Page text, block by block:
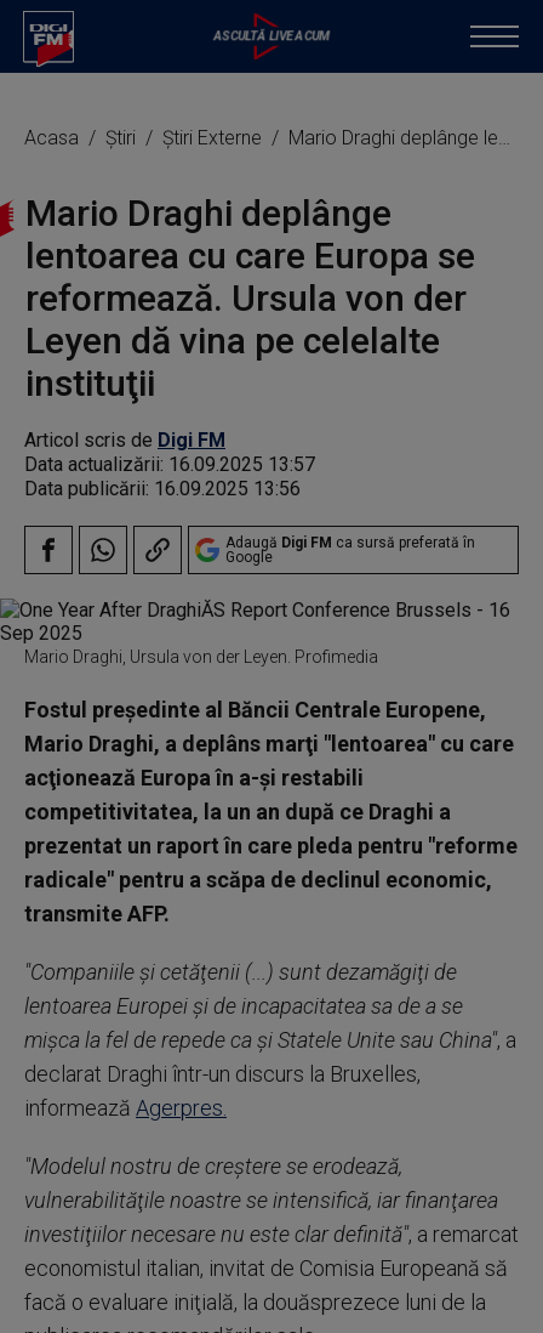
Acasa Știri Știri Externe Mario Draghi deplânge lentoarea cu care Europa se reformează. Ursula von der Leyen dă vina pe celelalte instituţii
Mario Draghi deplânge
lentoarea cu care Europa se
reformează. Ursula von der
Leyen dă vina pe celelalte
instituţii
Articol scris de Digi FM
Data actualizării: 16.09.2025 13:57
Data publicării: 16.09.2025 13:56
Adaugă Digi FM ca sursă preferată în
Google
Mario Draghi, Ursula von der Leyen. Profimedia
Fostul preşedinte al Băncii Centrale Europene,
Mario Draghi, a deplâns marţi "lentoarea" cu care
acţionează Europa în a-şi restabili
competitivitatea, la un an după ce Draghi a
prezentat un raport în care pleda pentru "reforme
radicale" pentru a scăpa de declinul economic,
transmite AFP.
"Companiile şi cetăţenii (...) sunt dezamăgiţi de
lentoarea Europei şi de incapacitatea sa de a se
mişca la fel de repede ca şi Statele Unite sau China", a
declarat Draghi într-un discurs la Bruxelles,
informează Agerpres.
"Modelul nostru de creştere se erodează,
vulnerabilităţile noastre se intensifică, iar finanţarea
investiţiilor necesare nu este clar definită", a remarcat
economistul italian, invitat de Comisia Europeană să
facă o evaluare iniţială, la douăsprezece luni de la